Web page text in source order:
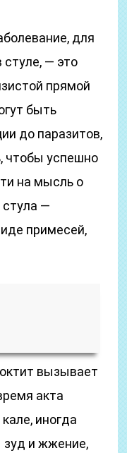
для
стуле, — это
прямой
быть
до паразитов,
чтобы успешно
на мысль о
стула —
примесей,
вызывает
акта
иногда
зуд и жжение,